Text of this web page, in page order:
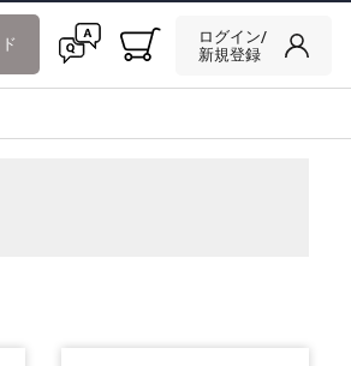
ログイン/
新規登録